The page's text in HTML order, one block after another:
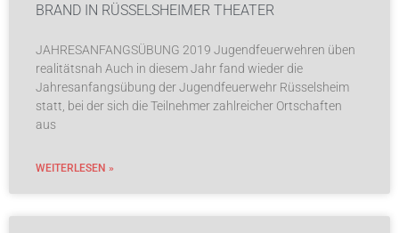
BRAND IN RÜSSELSHEIMER THEATER
JAHRESANFANGSÜBUNG 2019 Jugendfeuerwehren üben
realitätsnah Auch in diesem Jahr fand wieder die
Jahresanfangsübung der Jugendfeuerwehr Rüsselsheim
statt, bei der sich die Teilnehmer zahlreicher Ortschaften
aus
WEITERLESEN »